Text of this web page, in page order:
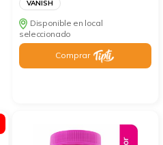
VANISH
Disponible en local
seleccionado
Comprar